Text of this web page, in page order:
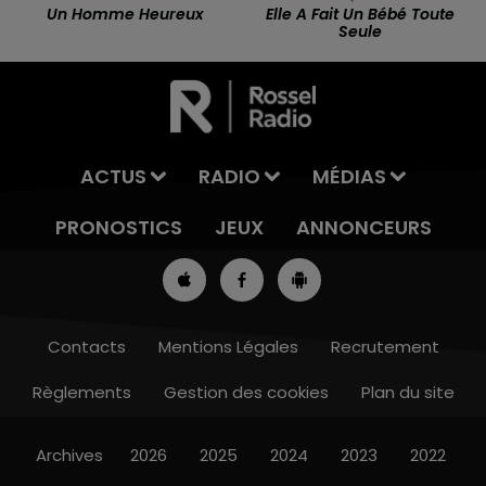
7h00 - 10h00
Un Homme Heureux
Elle A Fait Un Bébé Toute
Seule
ACTUS RADIO
MÉDIAS
PRONOSTICS
JEUX ANNONCEURS
Contacts Mentions Légales
Recrutement
Règlements
Gestion des cookies Plan du site
Archives 2026 2025 2024 2023 2022